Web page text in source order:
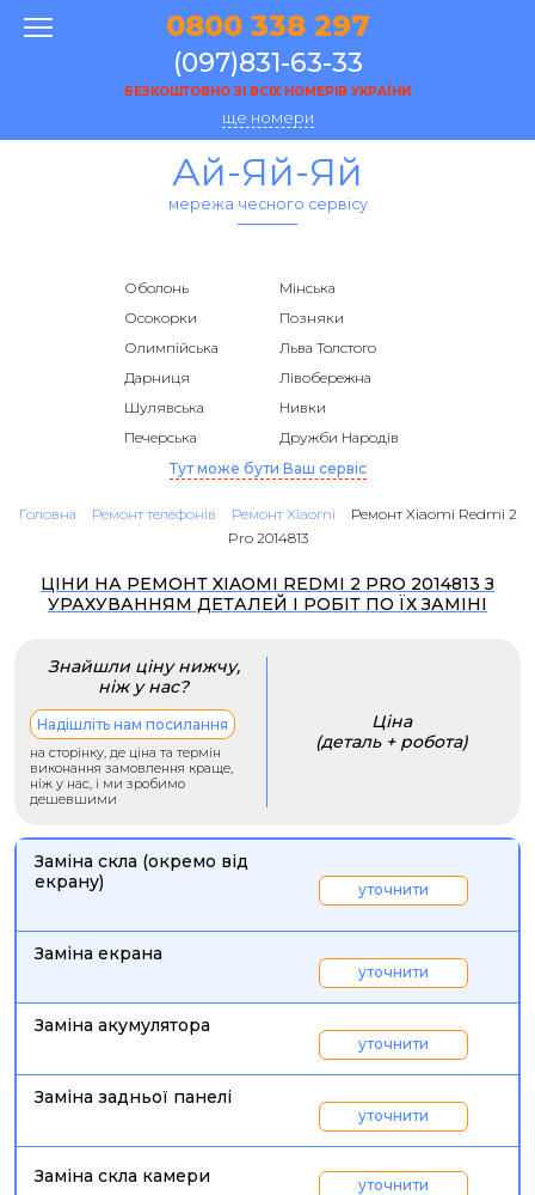
0800 338 297
(097)831-63-33
БЕЗКОШТОВНО ЗІ ВСІХ НОМЕРІВ УКРАЇНИ
ще номери
Ай-Яй-Яй
мережа чесного сервісу
Оболонь
Мінська
Осокорки
Позняки
Олимпійська
Льва Толстого
Дарниця
Лівобережна
Шулявська
Нивки
Печерська
Дружби Народів
Тут може бути Ваш сервіс
Головна Ремонт телефонів Ремонт Xiaomi
Ремонт Xiaomi Redmi 2
Pro 2014813
ЦІНИ НА РЕМОНТ XIAOMI REDMI 2 PRO 2014813 З
УРАХУВАННЯМ ДЕТАЛЕЙ І РОБІТ ПО ЇХ ЗАМІНІ
Знайшли ціну нижчу,
ніж у нас?
Надішліть нам посилання
на сторінку, де ціна та термін
виконання замовлення краще,
ніж у нас, і ми зробимо
дешевшими
Ціна
(деталь + робота)
Заміна скла (окремо від
екрану)
уточнити
Заміна екрана
уточнити
Заміна акумулятора
уточнити
Заміна задньої панелі
уточнити
Заміна скла камери уточнити